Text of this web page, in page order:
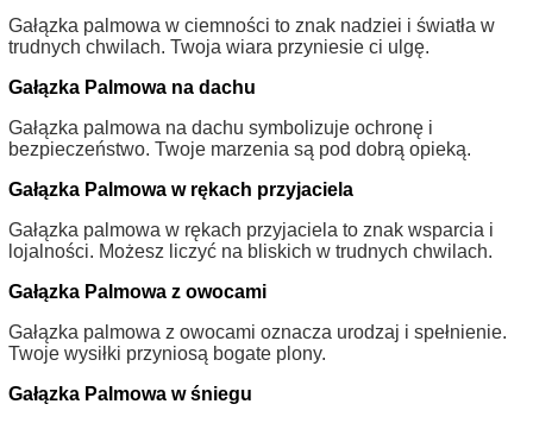
Gałązka palmowa w ciemności to znak nadziei i światła w
trudnych chwilach. Twoja wiara przyniesie ci ulgę.
Gałązka Palmowa na dachu
Gałązka palmowa na dachu symbolizuje ochronę i
bezpieczeństwo. Twoje marzenia są pod dobrą opieką.
Gałązka Palmowa w rękach przyjaciela
Gałązka palmowa w rękach przyjaciela to znak wsparcia i
lojalności. Możesz liczyć na bliskich w trudnych chwilach.
Gałązka Palmowa z owocami
Gałązka palmowa z owocami oznacza urodzaj i spełnienie.
Twoje wysiłki przyniosą bogate plony.
Gałązka Palmowa w śniegu